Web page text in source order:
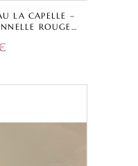
LA CAPELLE –
ROUGE –